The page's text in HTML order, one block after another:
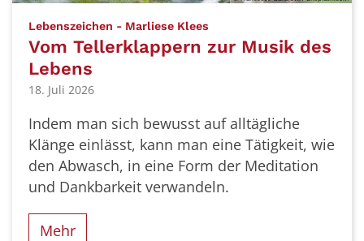
Lebenszeichen - Marliese Klees
Vom Tellerklappern zur Musik des
Lebens
18. Juli 2026
Indem man sich bewusst auf alltägliche
Klänge einlässt, kann man eine Tätigkeit, wie
den Abwasch, in eine Form der Meditation
und Dankbarkeit verwandeln.
Mehr